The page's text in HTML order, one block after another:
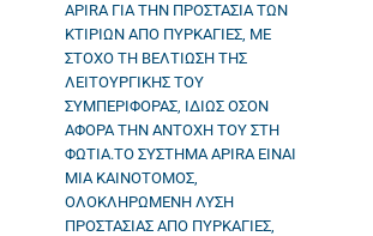
APIRA ΓΙΑ ΤΗΝ ΠΡΟΣΤΑΣΙΑ ΤΩΝ
ΚΤΙΡΙΩΝ ΑΠΟ ΠΥΡΚΑΓΙΕΣ, ΜΕ
ΣΤΟΧΟ ΤΗ ΒΕΛΤΙΩΣΗ ΤΗΣ
ΛΕΙΤΟΥΡΓΙΚΗΣ ΤΟΥ
ΣΥΜΠΕΡΙΦΟΡΑΣ, ΙΔΙΩΣ ΟΣΟΝ
ΑΦΟΡΑ ΤΗΝ ΑΝΤΟΧΗ ΤΟΥ ΣΤΗ
ΦΩΤΙΑ.ΤΟ ΣΥΣΤΗΜΑ APIRA ΕΙΝΑΙ
ΜΙΑ ΚΑΙΝΟΤΟΜΟΣ,
ΟΛΟΚΛΗΡΩΜΕΝΗ ΛΥΣΗ
ΠΡΟΣΤΑΣΙΑΣ ΑΠΟ ΠΥΡΚΑΓΙΕΣ,